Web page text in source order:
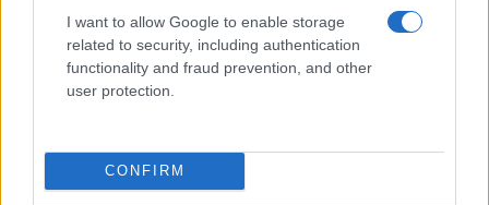
I want to allow Google to enable storage
related to security, including authentication
functionality and fraud prevention, and other
user protection.
CONFIRM
Un canadiense compra el primer mensaje de texto…
CIENCIA Y TECNOLOGÍA